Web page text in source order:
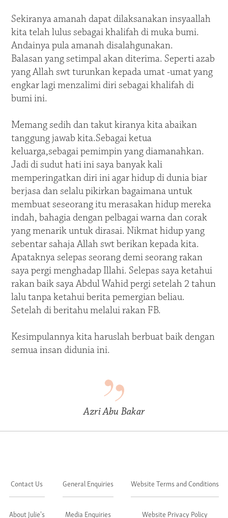
Sekiranya amanah dapat dilaksanakan insyaallah
kita telah lulus sebagai khalifah di muka bumi.
Andainya pula amanah disalahgunakan.
Balasan yang setimpal akan diterima. Seperti azab
yang Allah swt turunkan kepada umat -umat yang
engkar lagi menzalimi diri sebagai khalifah di
bumi ini.
Memang sedih dan takut kiranya kita abaikan
tanggung jawab kita.Sebagai ketua
keluarga,sebagai pemimpin yang diamanahkan.
Jadi di sudut hati ini saya banyak kali
memperingatkan diri ini agar hidup di dunia biar
berjasa dan selalu pikirkan bagaimana untuk
membuat seseorang itu merasakan hidup mereka
indah, bahagia dengan pelbagai warna dan corak
yang menarik untuk dirasai. Nikmat hidup yang
sebentar sahaja Allah swt berikan kepada kita.
Apataknya selepas seorang demi seorang rakan
saya pergi menghadap Illahi. Selepas saya ketahui
rakan baik saya Abdul Wahid pergi setelah 2 tahun
lalu tanpa ketahui berita pemergian beliau.
Setelah di beritahu melalui rakan FB.
Kesimpulannya kita haruslah berbuat baik dengan
semua insan didunia ini.
Azri Abu Bakar
Contact Us
About Julie's
General Enquiries
Media Enquiries
Website Terms and Conditions
Website Privacy Policy